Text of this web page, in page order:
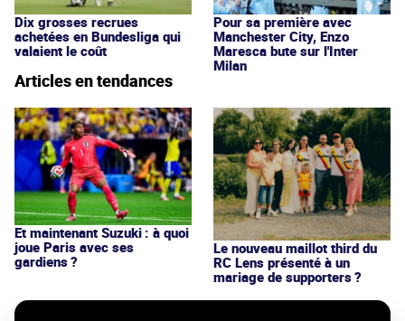
Dix grosses recrues
achetées en Bundesliga qui
valaient le coût
Pour sa première avec
Manchester City, Enzo
Maresca bute sur l'Inter
Milan
Articles en tendances
Et maintenant Suzuki : à quoi
joue Paris avec ses
gardiens ?
Le nouveau maillot third du
RC Lens présenté à un
mariage de supporters ?